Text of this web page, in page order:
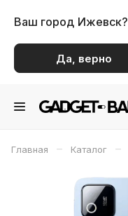
Ваш город Ижевск?
Да, верно
Главная – Каталог –